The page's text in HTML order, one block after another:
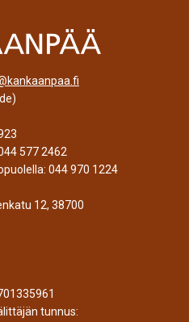
577 2462
044 970 1224
12, 38700
tunnus: